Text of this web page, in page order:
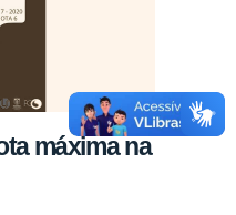
máxima na